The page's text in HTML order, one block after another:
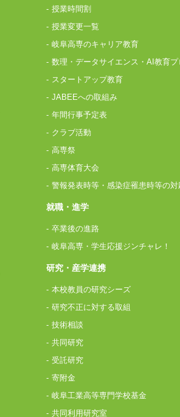
授業時間割
授業変更一覧
岐阜高専のキャリア教育
数理・データサイエンス・AI教育プ
スタートアップ教育
JABEEへの取組み
年間行事予定表
クラブ活動
高専祭
高専体育大会
警報発表時等・感染症罹患時等の対
就職・進学
卒業後の進路
岐阜高専・学生応援ジンチャレ！
研究・産学連携
本校教員の研究シーズ
研究不正に対する取組
技術相談
共同研究
受託研究
寄附金
岐阜工業高等専門学校基金
共同利用研究室